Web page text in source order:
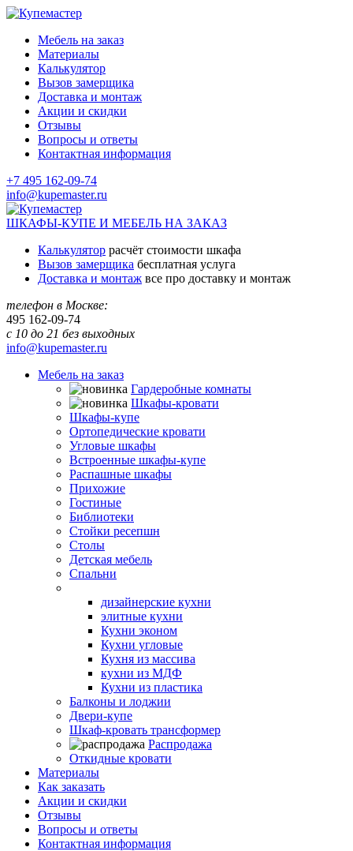
Мебель на заказ
Материалы
Калькулятор
Вызов замерщика
Доставка и монтаж
Акции и скидки
Отзывы
Вопросы и ответы
Контактная информация
+7 495 162-09-74
info@kupemaster.ru
ШКАФЫ-КУПЕ И МЕБЕЛЬ НА ЗАКАЗ
Калькулятор расчёт стоимости шкафа
Вызов замерщика бесплатная услуга
Доставка и монтаж все про доставку и монтаж
телефон в Москве:
495 162-09-74
с 10 до 21 без выходных
info@kupemaster.ru
Мебель на заказ
Гардеробные комнаты
Шкафы-кровати
Шкафы-купе
Ортопедические кровати
Угловые шкафы
Встроенные шкафы-купе
Распашные шкафы
Прихожие
Гостиные
Библиотеки
Стойки ресепшн
Столы
Детская мебель
Спальни
дизайнерские кухни
элитные кухни
Кухни эконом
Кухни угловые
Кухня из массива
кухни из МДФ
Кухни из пластика
Балконы и лоджии
Двери-купе
Шкаф-кровать трансформер
Распродажа
Откидные кровати
Материалы
Как заказать
Акции и скидки
Отзывы
Вопросы и ответы
Контактная информация